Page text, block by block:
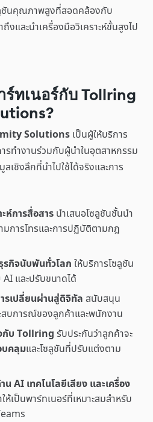
ชันคุณภาพสูงที่สอดคล้องกับ
และนำเครื่องมือวิเคราะห์ขั้นสูงไป
ทเนอร์กับ Tollring
Solutions เป็นผู้ให้บริการ
รทำงานร่วมกับผู้นำในอุตสาหกรรม
เชิงลึกที่นำไปใช้ได้จริงและการ
ห์การสื่อสาร นำเสนอโซลูชันชั้นนำ
การโทรและการปฏิบัติตามกฎ
รกิจนับพันทั่วโลก ให้บริการโซลูชัน
และปรับขนาดได้
รเปลี่ยนผ่านสู่ดิจิทัล สนับสนุน
สบการณ์ของลูกค้าและพนักงาน
กับ Tollring รับประกันว่าลูกค้าจะ
บคลุมและโซลูชันที่ปรับแต่งตาม
AI เทคโนโลยีเสียง และเครื่อง
ให้เป็นพาร์ทเนอร์ที่เหมาะสมสำหรับ